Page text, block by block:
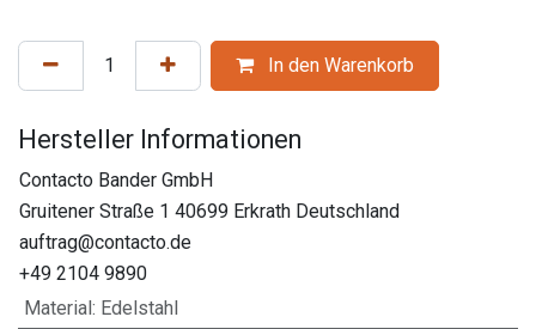
In den Warenkorb
Hersteller Informationen
Contacto Bander GmbH
Gruitener Straße 1 40699 Erkrath Deutschland
auftrag@contacto.de
+49 2104 9890
Material: Edelstahl